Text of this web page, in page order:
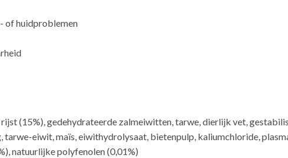
of huidproblemen
(15%), gedehydrateerde zalmeiwitten, tarwe, dierlijk vet,
eiwit, maïs, eiwithydrolysaat, bietenpulp, kaliumchloride,
natuurlijke polyfenolen (0,01%)